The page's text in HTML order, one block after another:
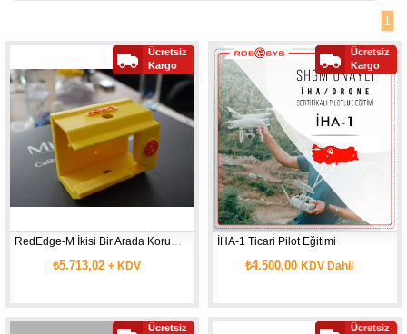
1
₺5.713,02 + KDV
Ücretsiz
Kargo
İHA-1 Ticari Pilot Eğitimi
₺4.500,00 KDV Dahil
Ücretsiz
Kargo
Ücretsiz
Ücretsiz